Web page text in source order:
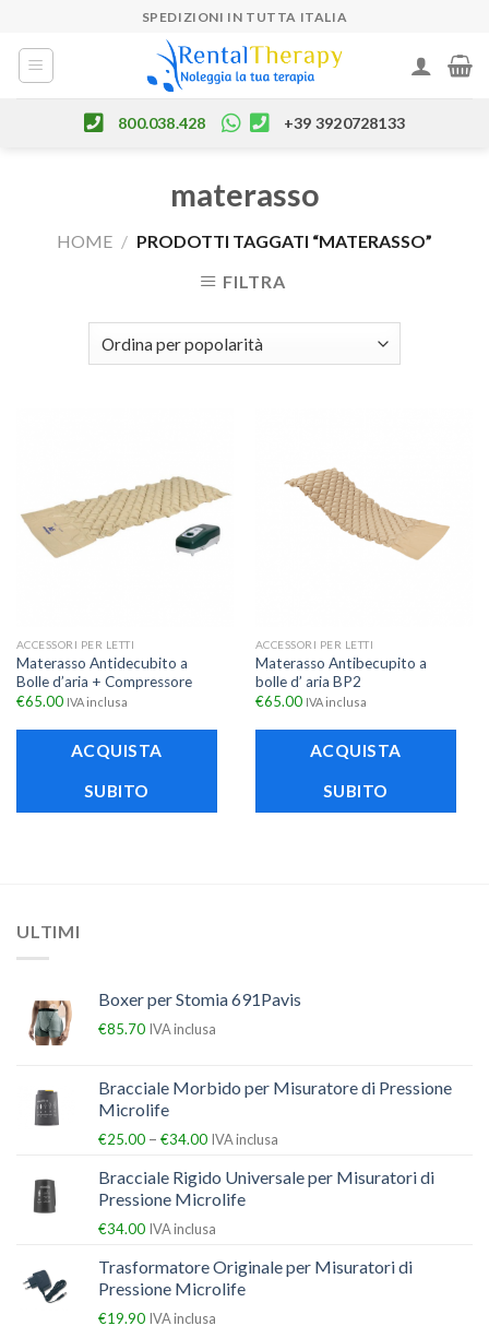
content
SPEDIZIONI IN TUTTA ITALIA
800.038.428 +39 3920728133
materasso
HOME / PRODOTTI TAGGATI “MATERASSO”
FILTRA
ACCESSORI PER LETTI
Materasso Antidecubito a
Bolle d’aria + Compressore
€65.00 IVA inclusa
ACQUISTA
SUBITO
ACCESSORI PER LETTI
Materasso Antibecupito a
bolle d’ aria BP2
€65.00 IVA inclusa
ACQUISTA
SUBITO
ULTIMI
Boxer per Stomia 691Pavis
€85.70 IVA inclusa
Bracciale Morbido per Misuratore di Pressione
Microlife
€25.00 – €34.00 IVA inclusa
Bracciale Rigido Universale per Misuratori di
Pressione Microlife
€34.00 IVA inclusa
Trasformatore Originale per Misuratori di
Pressione Microlife
€19.90 IVA inclusa